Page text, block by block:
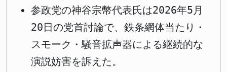
参政党の神谷宗幣代表氏は2026年5月
20日の党首討論で、鉄条網体当たり・
スモーク・騒音拡声器による継続的な
演説妨害を訴えた。